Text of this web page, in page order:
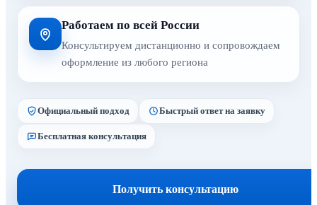
Работаем по всей России
Консультируем дистанционно и сопровождаем
оформление из любого региона
Официальный подход Быстрый ответ на заявку
Бесплатная консультация
Получить консультацию